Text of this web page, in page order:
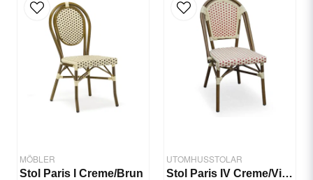
MÖBLER
Stol Paris I Creme/Brun
UTOMHUSSTOLAR
Stol Paris IV Creme/Vinröd
Yes, you can publish my question.